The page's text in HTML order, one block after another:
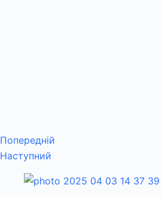
Попередній
Наступний